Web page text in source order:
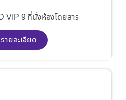
VIP 9 ที่นั่งห้องโดยสาร
ายละเอียด